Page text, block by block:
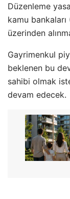
Düzenleme
kamu bankaları
üzerinden
Gayrimenkul
beklenen bu
sahibi olmak
devam edecek.